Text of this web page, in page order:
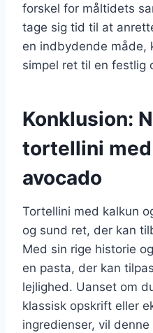
forskel for måltidets
tage sig tid til at
en indbydende måde,
simpel ret til en festlig
Konklusion:
tortellini
avocado
Tortellini med kalkun
og sund ret, der kan
Med sin rige historie
en pasta, der kan
lejlighed. Uanset om
klassisk opskrift eller
ingredienser, vil